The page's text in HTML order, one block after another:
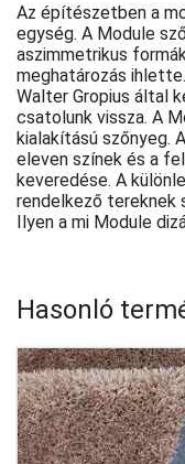
Az építészetben a
egység. A Module
aszimmetrikus
meghatározás
Walter Gropius által
csatolunk vissza. A
kialakítású szőnyeg.
eleven színek és a
keveredése. A
rendelkező tereknek
Ilyen a mi Module
Hasonló